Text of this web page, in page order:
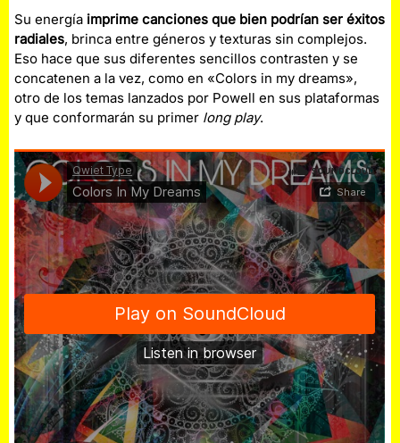
Su energía imprime canciones que bien podrían ser éxitos
radiales, brinca entre géneros y texturas sin complejos.
Eso hace que sus diferentes sencillos contrasten y se
concatenen a la vez, como en «Colors in my dreams»,
otro de los temas lanzados por Powell en sus plataformas
y que conformarán su primer long play.